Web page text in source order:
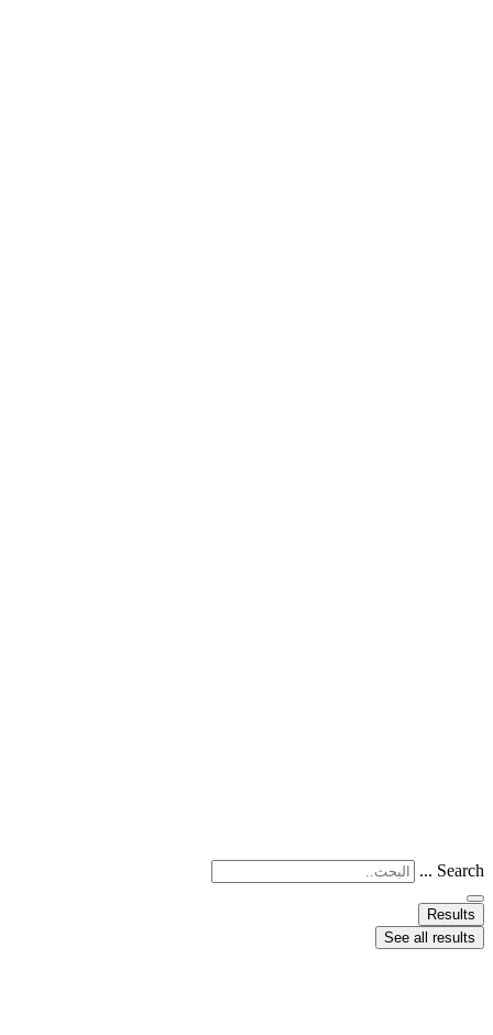
Search ...
Results
See all results